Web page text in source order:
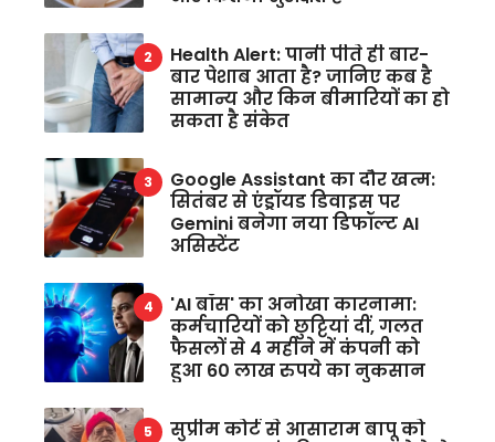
Health Alert: पानी पीते ही बार-
बार पेशाब आता है? जानिए कब है
सामान्य और किन बीमारियों का हो
सकता है संकेत
Google Assistant का दौर खत्म:
सितंबर से एंड्रॉयड डिवाइस पर
Gemini बनेगा नया डिफॉल्ट AI
असिस्टेंट
'AI बॉस' का अनोखा कारनामा:
कर्मचारियों को छुट्टियां दीं, गलत
फैसलों से 4 महीने में कंपनी को
हुआ 60 लाख रुपये का नुकसान
सुप्रीम कोर्ट से आसाराम बापू को